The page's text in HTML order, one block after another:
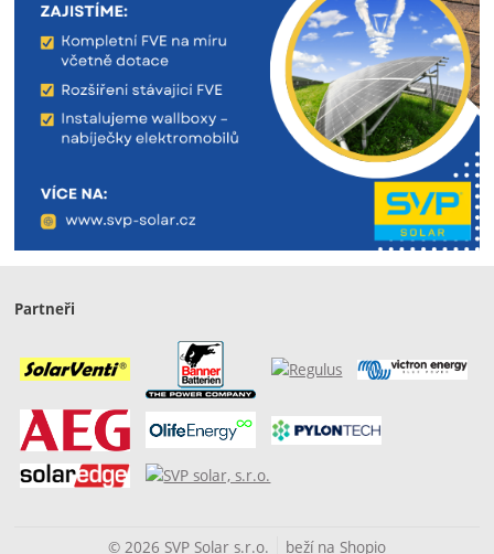
Partneři
© 2026 SVP Solar s.r.o. beží na Shopio